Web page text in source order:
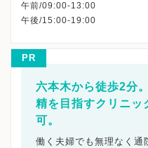
午前/09:00-13:00
PR
六本木から徒歩2分
精を目指すクリニッ
可。
働く夫婦でも無理なく通